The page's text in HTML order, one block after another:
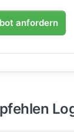
anfordern